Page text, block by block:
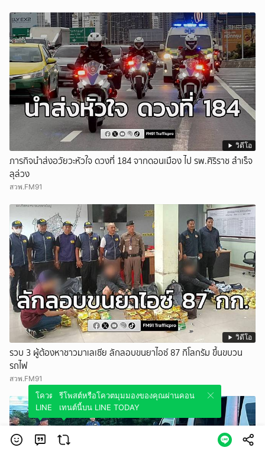
วิดีโอ
ภารกิจนำส่งอวัยวะหัวใจ ดวงที่ 184 จากดอนเมือง ไป รพ.ศิริราช สำเร็จ
ลุล่วง
สวพ.FM91
วิดีโอ
รวบ 3 ผู้ต้องหาชาวมาเลเซีย ลักลอบขนยาไอซ์ 87 กิโลกรัม ขึ้นขบวน
รถไฟ
สวพ.FM91
โควตมุมมองของคุณผ่านคอนเทนต์นี้บน
LINE TODAY
รีโพสต์หรือโควตมุมมองของคุณผ่านคอน
เทนต์นี้บน LINE TODAY